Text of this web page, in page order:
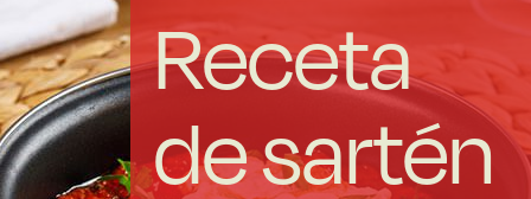
Sostenibles
Somos Cooperativa
Cocinando
Receta
de sartén